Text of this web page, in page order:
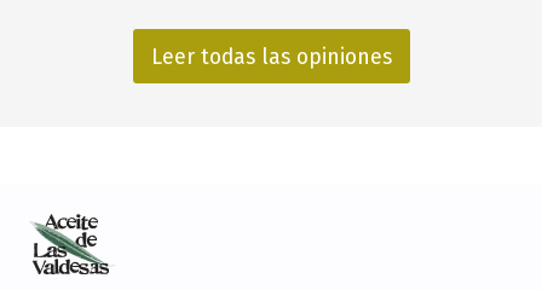
Leer todas las opiniones